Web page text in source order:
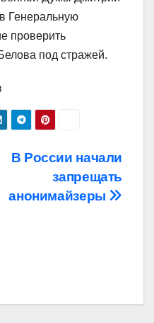
Генеральную
проверить
под стражей.
В России начали
запрещать
анонимайзеры